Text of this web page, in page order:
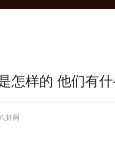
怎样的 他们有
卦网